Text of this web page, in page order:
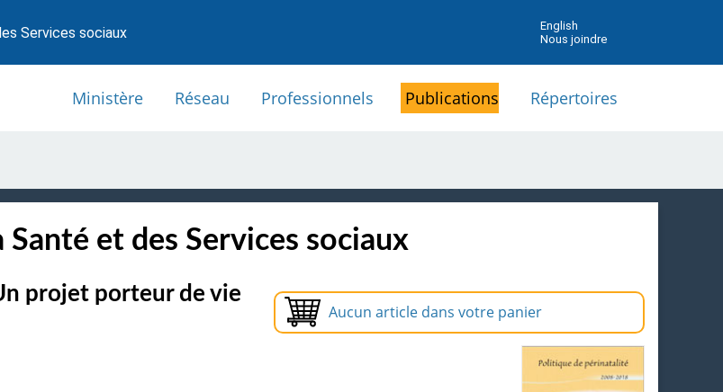
Services sociaux
English
Nous joindre
Ministère Réseau Professionnels Publications Répertoires
et des Services sociaux
Aucun article dans votre panier
projet porteur de vie